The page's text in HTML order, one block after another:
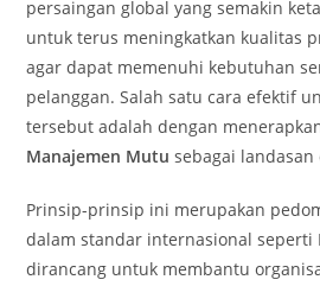
persaingan global yang semakin
untuk terus meningkatkan kualitas
agar dapat memenuhi kebutuhan
pelanggan. Salah satu cara efektif
tersebut adalah dengan
Manajemen Mutu sebagai landasan
Prinsip-prinsip ini merupakan
dalam standar internasional seperti
dirancang untuk membantu